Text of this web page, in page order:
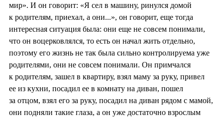
мир». И он говорит: «Я сел в машину, ринулся домой
к родителям, приехал, а они...», он говорит, еще тогда
интересная ситуация была: они еще не совсем понимали,
что он воцерковлялся, то есть он начал жить отдельно,
поэтому его жизнь не так была сильно контролируема уже
родителями, они не совсем понимали. Он примчался
к родителям, зашел в квартиру, взял маму за руку, привел
ее из кухни, посадил ее в комнату на диван, пошел
за отцом, взял его за руку, посадил на диван рядом с мамой,
они подняли такие глаза, а он уже достаточно взрослым